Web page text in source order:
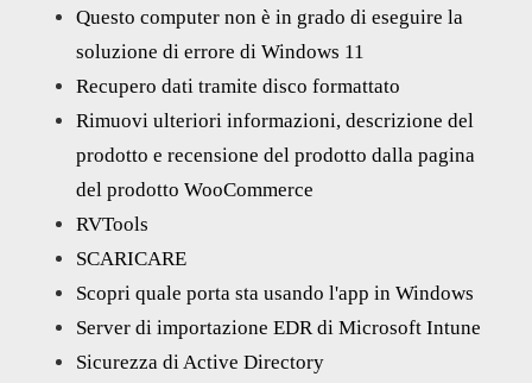
Questo computer non è in grado di eseguire la
soluzione di errore di Windows 11
Recupero dati tramite disco formattato
Rimuovi ulteriori informazioni, descrizione del
prodotto e recensione del prodotto dalla pagina
del prodotto WooCommerce
RVTools
SCARICARE
Scopri quale porta sta usando l'app in Windows
Server di importazione EDR di Microsoft Intune
Sicurezza di Active Directory